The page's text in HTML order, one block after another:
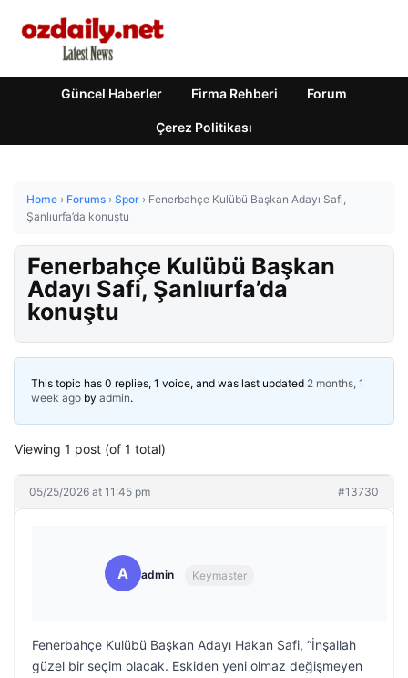
Güncel Haberler Firma Rehberi Forum
Çerez Politikası
Home › Forums › Spor › Fenerbahçe Kulübü Başkan Adayı Safi,
Şanlıurfa’da konuştu
Fenerbahçe Kulübü Başkan
Adayı Safi, Şanlıurfa’da
konuştu
This topic has 0 replies, 1 voice, and was last updated 2 months, 1
week ago by admin.
Viewing 1 post (of 1 total)
05/25/2026 at 11:45 pm #13730
A admin Keymaster
Fenerbahçe Kulübü Başkan Adayı Hakan Safi, “İnşallah
güzel bir seçim olacak. Eskiden yeni olmaz değişmeyen